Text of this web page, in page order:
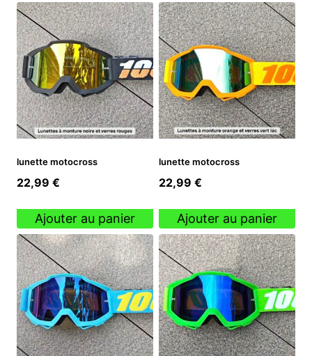
lunette motocross
22,99 €
Ajouter au panier
lunette motocross
22,99 €
Ajouter au panier